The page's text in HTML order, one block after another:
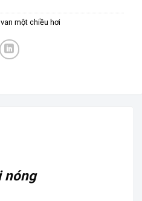
van một chiều hơi
nóng